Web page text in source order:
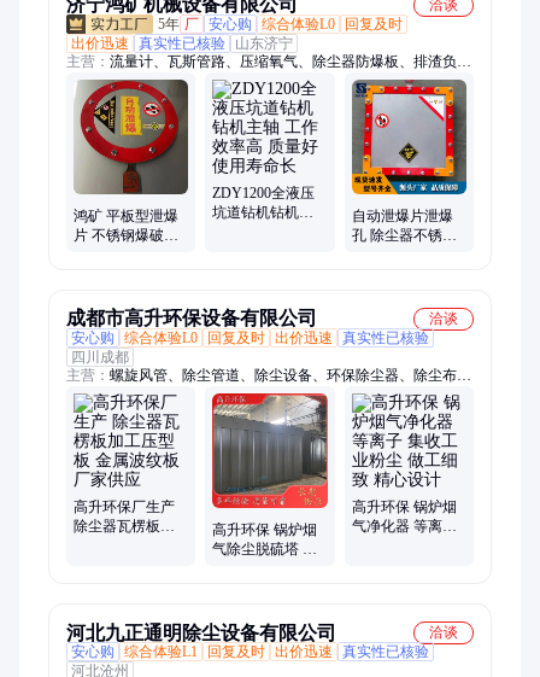
济宁鸿矿机械设备有限公司
洽谈
5年 厂 安心购 综合体验L0
回复及时
出价迅速
真实性已核验
山东济宁
主营： 流量计、瓦斯管路、压缩氧气、除尘器防爆板、排渣负
压、回火防回、矿井压风、水封阻火器、环链液压剪、防爆混凝
土、供水自救装置、波纹带阻火器
鸿矿 平板型泄爆
片 不锈钢爆破片
ZDY1200全液压
坑道钻机钻机主
自动泄爆片泄爆
孔 除尘器不锈钢
成都市高升环保设备有限公司
洽谈
安心购
综合体验L0 回复及时 出价迅速
真实性已核验
四川成都
主营： 螺旋风管、除尘管道、除尘设备、环保除尘器、除尘布
袋、plc控制柜、脉冲电磁阀、不锈钢风管、高压异形法兰
高升环保厂生产
除尘器瓦楞板加
高升环保 锅炉烟
气除尘脱硫塔 等
高升环保 锅炉烟
气净化器 等离子
河北九正通明除尘设备有限公司
洽谈
安心购
综合体验L1 回复及时 出价迅速
真实性已核验
河北沧州